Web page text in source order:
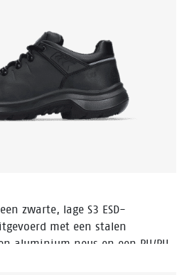
zwarte, lage S3 ESD-
met een stalen
aluminium neus en een PU/PU